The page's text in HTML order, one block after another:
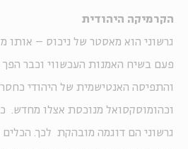
הקרמיקה היהודית
גרשוני הוא מאסטר של ניכוס – אותו
פעם בשיח האמנות העכשווי וכבר
והתפיסה האנטישמית של היהודי
וכהומוסקסואל מנוכסת אצלו מחדש.
גרשוני הם דוגמה מובהקת לכך.